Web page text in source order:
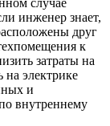
случае
инженер знает,
друг
к
затраты на
электрике
и
внутреннему